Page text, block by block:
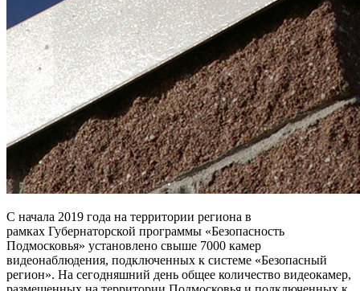
С начала 2019 года на территории региона в
рамках Губернаторской программы «Безопасность
Подмосковья» установлено свыше 7000 камер
видеонаблюдения, подключенных к системе «Безопасный
регион». На сегодняшний день общее количество видеокамер,